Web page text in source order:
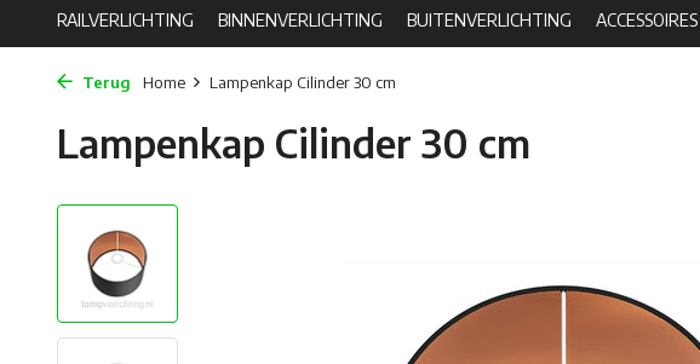
RAILVERLICHTING BINNENVERLICHTING BUITENVERLICHTING ACCESSOIRES
Terug Home Lampenkap Cilinder 30 cm
Lampenkap Cilinder 30 cm